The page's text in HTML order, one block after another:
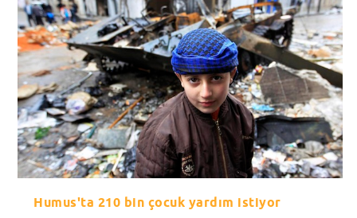
Humus'ta 210 bin çocuk yardım istiyor